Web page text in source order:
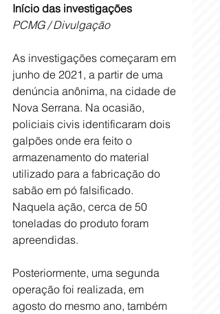
Início das investigações
PCMG / Divulgação
As investigações começaram em
junho de 2021, a partir de uma
denúncia anônima, na cidade de
Nova Serrana. Na ocasião,
policiais civis identificaram dois
galpões onde era feito o
armazenamento do material
utilizado para a fabricação do
sabão em pó falsificado.
Naquela ação, cerca de 50
toneladas do produto foram
apreendidas.
Posteriormente, uma segunda
operação foi realizada, em
agosto do mesmo ano, também